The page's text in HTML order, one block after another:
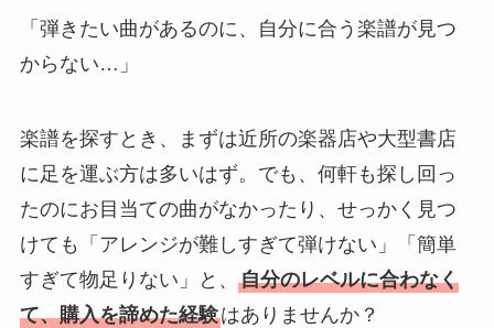
「弾きたい曲があるのに、自分に合う楽譜が見つ
からない…」
楽譜を探すとき、まずは近所の楽器店や大型書店
に足を運ぶ方は多いはず。でも、何軒も探し回っ
たのにお目当ての曲がなかったり、せっかく見つ
けても「アレンジが難しすぎて弾けない」「簡単
すぎて物足りない」と、 自分のレベルに合わなく
て、購入を諦めた経験はありませんか？